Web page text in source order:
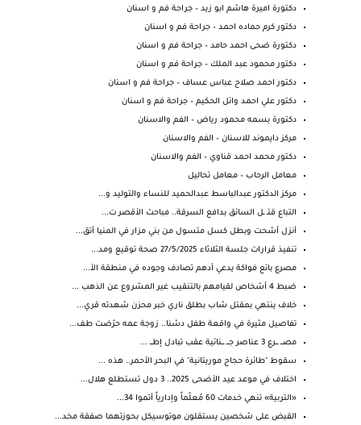
دكتورة اميرة هاشم ابو زيد – جراحة فم و اسنان
دكتور كرم حماده احمد – جراحة فم و اسنان
دكتورة ضحى احمد حامد – جراحة فم و اسنان
دكتور محمود عبد الملك – جراحة فم و اسنان
دكتور احمد صلاح عباس عساف – جراحة فم و اسنان
دكتور علي احمد وائل الحكيم – جراحة فم و اسنان
دكتورة بسمه محمود رياض – الفم والاسنان
مركز دايموند للاسنان – الفم والاسنان
دكتور محمد احمد قناوي – الفم والاسنان
معامل الرحاب – معامل تحاليل
مركز الدكتور عبدالباسط عبدالحميد للنساء والتوليد و...
التباع قتـ ـل السائق بدافع السرقة.. مباحث الأقصر ت...
أنزل أشحت وبطل كسل متسول من بني مزار في المنيا أتق...
تنفيذ قرارات جلسة الثلاثاء 27/5/2025 صحة توقيع ومد...
مصرع بائع فواكة يدعي أدهم تصادف وجوده في منطقة الأ...
ضبط 4 أشخاص لقيامهم بالتنقيب غير المشروع عن الذهب ...
خلاف ينتهي بمقتل شاب بطلق ناري خبر محزن شهدته قري...
تفاصيل مثيرة في واقعة طفل دشنا.. زوجة عمه حرّضت طف...
مصـــ ـــرع 3 عناصر جـــ ـــنائية عقب تبادل إطـــ ...
سقوط "طائرة حجاج موريتانية" في البحر الأحمر.. هذه ...
اختلاف في موعد عيد الأضحى 2025.. 3 دول تستطلع هلال...
«التربية» تنهي خدمات 60 مُعلّماً وإدارياً أتموا 34...
القبض على شخصين يستقلون موتوسيكل بحوزتهما صفقة مخد...